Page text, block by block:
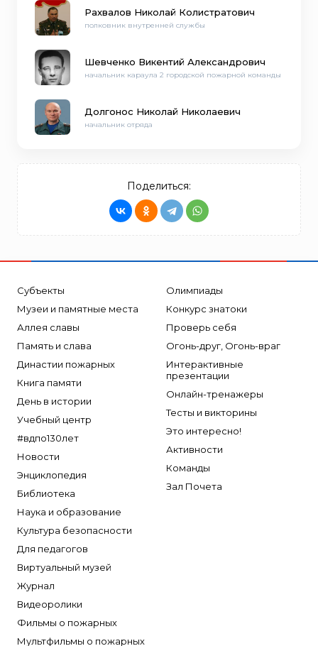
Рахвалов Николай Колистратович
полковник внутренней службы
Шевченко Викентий Александрович
начальник караула 2 городской пожарной команды
Долгонос Николай Николаевич
начальник отряда
Поделиться:
Субъекты
Музеи и памятные места
Аллея славы
Память и слава
Династии пожарных
Книга памяти
День в истории
Учебный центр
#вдпо130лет
Новости
Энциклопедия
Библиотека
Наука и образование
Культура безопасности
Для педагогов
Виртуальный музей
Журнал
Видеоролики
Фильмы о пожарных
Мультфильмы о пожарных
Олимпиады
Конкурс знатоки
Проверь себя
Огонь-друг, Огонь-враг
Интерактивные
презентации
Онлайн-тренажеры
Тесты и викторины
Это интересно!
Активности
Команды
Зал Почета